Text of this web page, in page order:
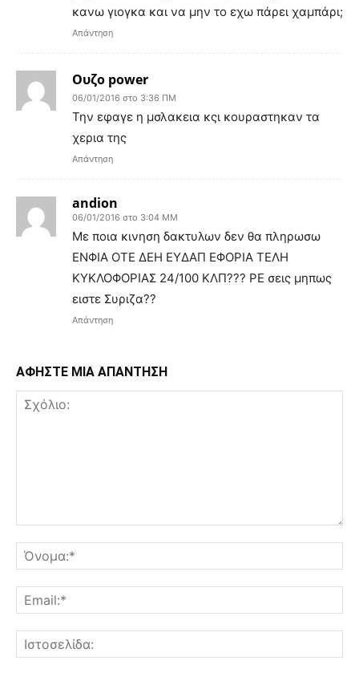
κανω γιογκα και να μην το εχω πάρει χαμπάρι;
Απάντηση
Ουζο power
06/01/2016 στο 3:36 ΠΜ
Την εφαγε η μσλακεια κςι κουραστηκαν τα
χερια της
Απάντηση
andion
06/01/2016 στο 3:04 ΜΜ
Με ποια κινηση δακτυλων δεν θα πληρωσω
ΕΝΦΙΑ ΟΤΕ ΔΕΗ ΕΥΔΑΠ ΕΦΟΡΙΑ ΤΕΛΗ
ΚΥΚΛΟΦΟΡΙΑΣ 24/100 ΚΛΠ??? ΡΕ σεις μηπως
ειστε Συριζα??
Απάντηση
ΑΦΗΣΤΕ ΜΙΑ ΑΠΑΝΤΗΣΗ